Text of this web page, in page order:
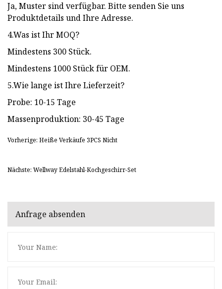
Ja, Muster sind verfügbar. Bitte senden Sie uns
Produktdetails und Ihre Adresse.
4.Was ist Ihr MOQ?
Mindestens 300 Stück.
Mindestens 1000 Stück für OEM.
5.Wie lange ist Ihre Lieferzeit?
Probe: 10-15 Tage
Massenproduktion: 30-45 Tage
Vorherige: Heiße Verkäufe 3PCS Nicht
Nächste: Wellway Edelstahl-Kochgeschirr-Set
Anfrage absenden